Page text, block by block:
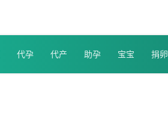
代孕 代产 助孕 宝宝 捐卵